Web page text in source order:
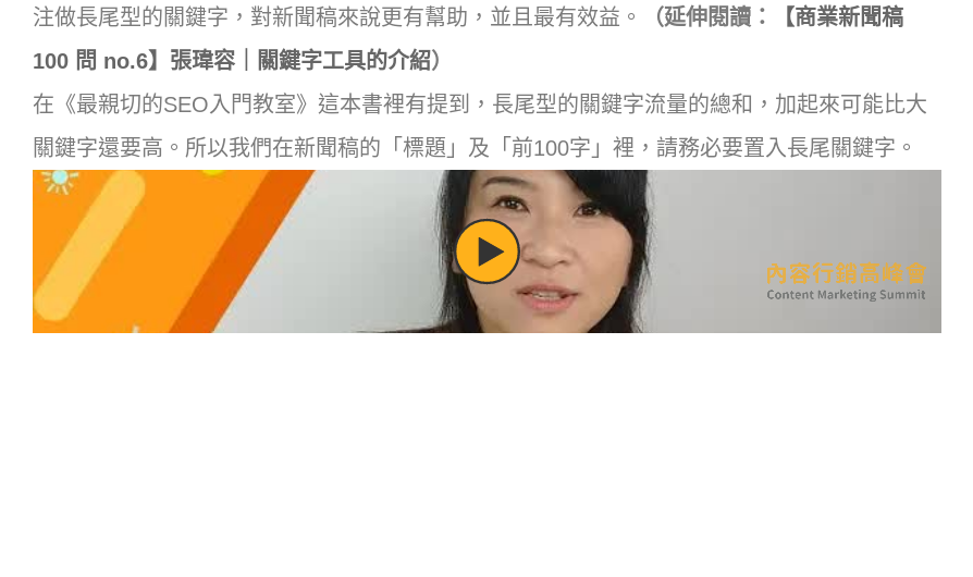
注做長尾型的關鍵字，對新聞稿來說更有幫助，並且最有效益。
（延伸閱讀：
【商業新聞稿
100 問 no.6】張瑋容｜關鍵字工具的介紹）
在《最親切的SEO入門教室》這本書裡有提到，長尾型的關鍵字流量的總和，加起來可能比大
關鍵字還要高。所以我們在新聞稿的「標題」及「前100字」裡，請務必要置入長尾關鍵字。